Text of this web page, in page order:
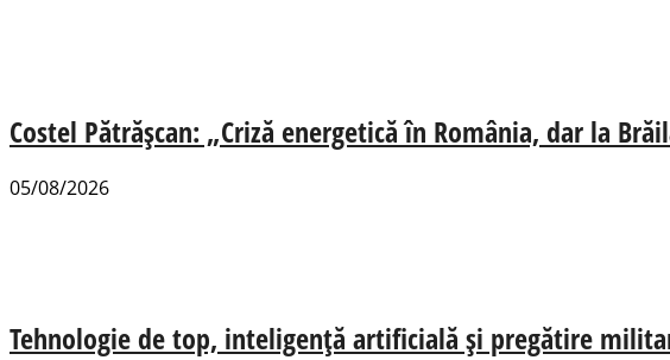
Costel Pătrășcan: „Criză energetică în România, dar la
05/08/2026
Tehnologie de top, inteligență artificială și pregătire